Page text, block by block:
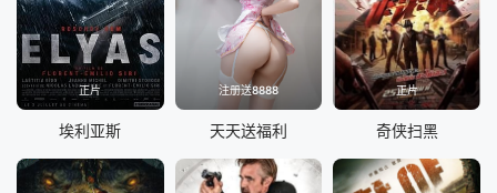
正片
埃利亚斯
注册送8888
天天送福利
正片
奇侠扫黑